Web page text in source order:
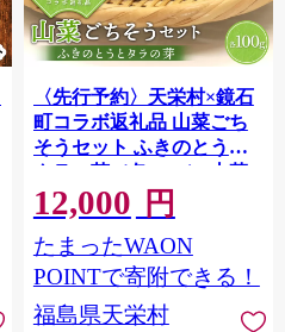
〈先行予約〉天栄村×鏡石
町コラボ返礼品 山菜ごち
そうセット ふきのとうと
タラの芽（各100g） 山菜
野菜 食品 フキノトウ たら
のめ 福島県 天栄村 鏡石町
F21T-487
12,000 円
たまったWAON
POINTで寄附できる！
福島県天栄村